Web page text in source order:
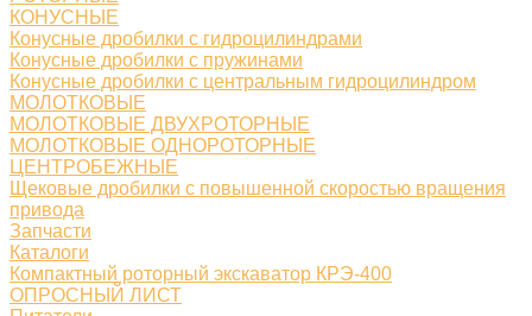
КОНУСНЫЕ
Конусные дробилки с гидроцилиндрами
Конусные дробилки с пружинами
Конусные дробилки с центральным гидроцилиндром
МОЛОТКОВЫЕ
МОЛОТКОВЫЕ ДВУХРОТОРНЫЕ
МОЛОТКОВЫЕ ОДНОРОТОРНЫЕ
ЦЕНТРОБЕЖНЫЕ
Щековые дробилки с повышенной скоростью вращения
привода
Запчасти
Каталоги
Компактный роторный экскаватор КРЭ-400
ОПРОСНЫЙ ЛИСТ